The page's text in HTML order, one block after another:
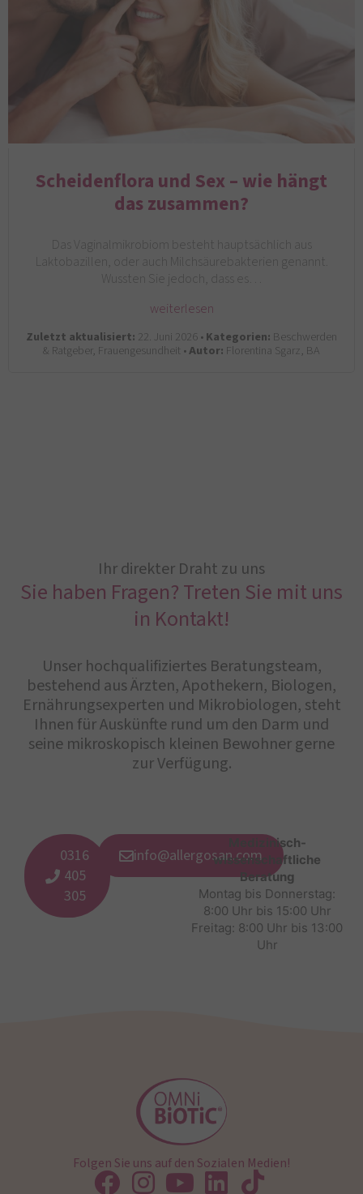
Scheidenflora und Sex – wie hängt
das zusammen?
Das Vaginalmikrobiom besteht hauptsächlich aus
Laktobazillen, oder auch Milchsäurebakterien genannt.
Wussten Sie jedoch, dass es…
weiterlesen
Zuletzt aktualisiert: 22. Juni 2026 •Kategorien: Beschwerden
& Ratgeber, Frauengesundheit •Autor: Florentina Sgarz, BA
Ihr direkter Draht zu uns
Sie haben Fragen? Treten Sie mit uns
in Kontakt!
Unser hochqualifiziertes Beratungsteam,
bestehend aus Ärzten, Apothekern, Biologen,
Ernährungsexperten und Mikrobiologen, steht
Ihnen für Auskünfte rund um den Darm und
seine mikroskopisch kleinen Bewohner gerne
zur Verfügung.
0316
405
305
info@allergosan.com
Medizinisch-
wissenschaftliche
Beratung
Montag bis Donnerstag:
8:00 Uhr bis 15:00 Uhr
Freitag: 8:00 Uhr bis 13:00
Uhr
Folgen Sie uns auf den Sozialen Medien!